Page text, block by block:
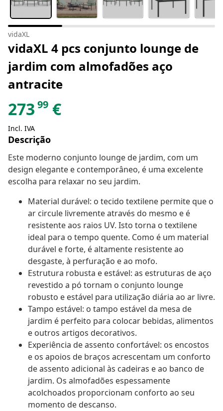
vidaXL
vidaXL 4 pcs conjunto lounge de
jardim com almofadões aço
antracite
273 99 €
Incl. IVA
Descrição
Este moderno conjunto lounge de jardim, com um
design elegante e contemporâneo, é uma excelente
escolha para relaxar no seu jardim.
Material durável: o tecido textilene permite que o
ar circule livremente através do mesmo e é
resistente aos raios UV. Isto torna o textilene
ideal para o tempo quente. Como é um material
durável e forte, é altamente resistente ao
desgaste, à perfuração e ao mofo.
Estrutura robusta e estável: as estruturas de aço
revestido a pó tornam o conjunto lounge
robusto e estável para utilização diária ao ar livre.
Tampo estável: o tampo estável da mesa de
jardim é perfeito para colocar bebidas, alimentos
e outros artigos decorativos.
Experiência de assento confortável: os encostos
e os apoios de braços acrescentam um conforto
de assento adicional às cadeiras e ao banco de
jardim. Os almofadões espessamente
acolchoados proporcionam conforto ao seu
momento de descanso.